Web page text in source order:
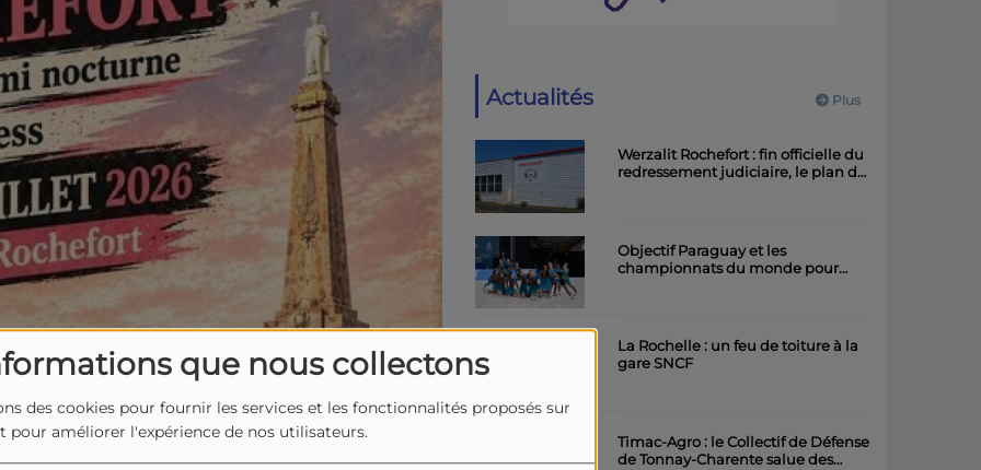
que nous collectons
des cookies pour fournir les services et les fonctionnalités proposés sur
pour améliorer l'expérience de nos utilisateurs.
Plus
Actualités
Werzalit Rochefort : fin officielle du
redressement judiciaire, le plan de
Objectif Paraguay et les
championnats du monde pour
La Rochelle : un feu de toiture à la
gare SNCF
Timac-Agro : le Collectif de Défense
de Tonnay-Charente salue des